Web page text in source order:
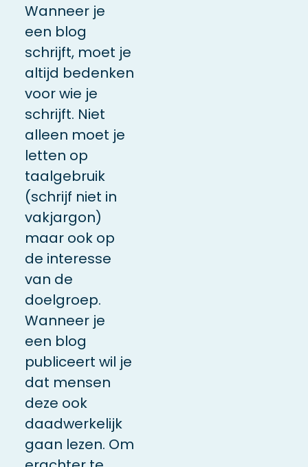
Wanneer je
een blog
schrijft, moet je
altijd bedenken
voor wie je
schrijft. Niet
alleen moet je
letten op
taalgebruik
(schrijf niet in
vakjargon)
maar ook op
de interesse
van de
doelgroep.
Wanneer je
een blog
publiceert wil je
dat mensen
deze ook
daadwerkelijk
gaan lezen. Om